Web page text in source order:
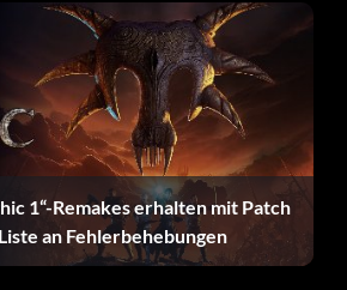
75
80
1“-Remakes erhalten mit Patch
an Fehlerbehebungen